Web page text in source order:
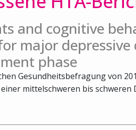
and cognitive
major
phase
Gesundheitsbefragung von
mittelschweren bis schweren